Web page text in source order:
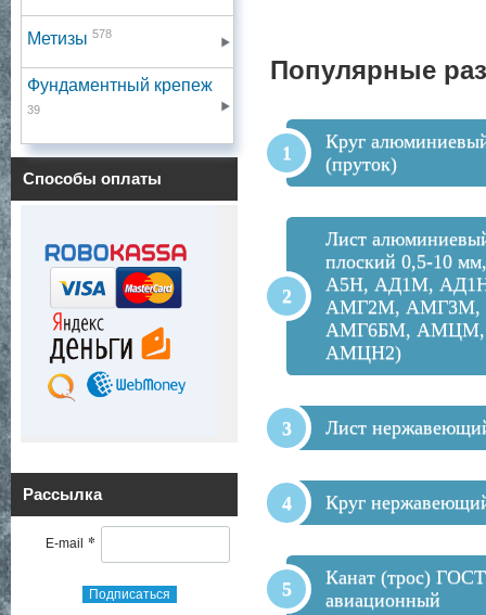
Метизы 578
Фундаментный крепеж
39
Способы оплаты
Рассылка
E-mail *
Подписаться
Популярные
Круг
(пруток)
Лист
плоский 0,5-10
А5Н, АД1М,
АМГ2М, АМГ3М,
АМГ6БМ, АМЦМ,
АМЦН2)
Лист
Круг
Канат (трос)
авиационный